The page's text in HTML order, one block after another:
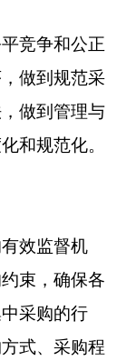
竞争和公正
做到规范采
做到管理与
和规范化。
效监督机
束，确保各
采购的行
式、采购程